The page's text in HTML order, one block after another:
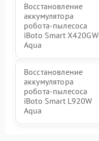
Восстановление
аккумулятора
робота-пылесоса
iBoto Smart Х420GW
Aqua
Восстановление
аккумулятора
робота-пылесоса
iBoto Smart L920W
Aqua